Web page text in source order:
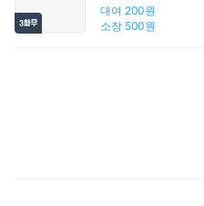
대여 200원
소장 500원